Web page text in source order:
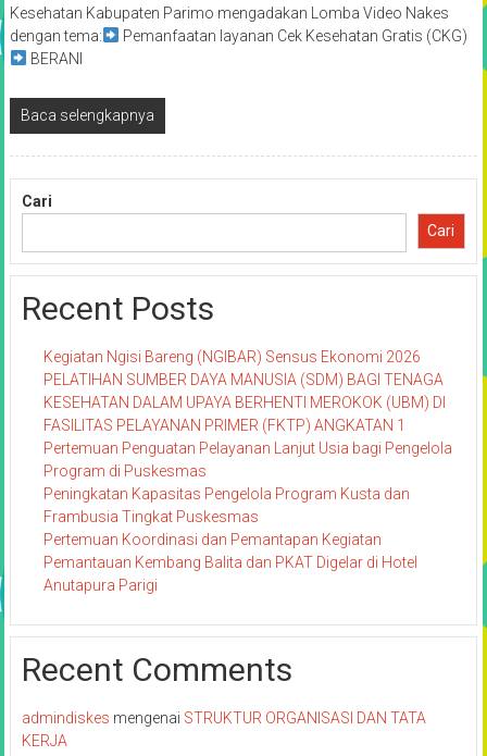
Kesehatan Kabupaten Parimo mengadakan Lomba Video Nakes
dengan tema:
Pemanfaatan layanan Cek Kesehatan Gratis (CKG)
BERANI
Baca selengkapnya
Cari
Cari
Recent Posts
Kegiatan Ngisi Bareng (NGIBAR) Sensus Ekonomi 2026
PELATIHAN SUMBER DAYA MANUSIA (SDM) BAGI TENAGA
KESEHATAN DALAM UPAYA BERHENTI MEROKOK (UBM) DI
FASILITAS PELAYANAN PRIMER (FKTP) ANGKATAN 1
Pertemuan Penguatan Pelayanan Lanjut Usia bagi Pengelola
Program di Puskesmas
Peningkatan Kapasitas Pengelola Program Kusta dan
Frambusia Tingkat Puskesmas
Pertemuan Koordinasi dan Pemantapan Kegiatan
Pemantauan Kembang Balita dan PKAT Digelar di Hotel
Anutapura Parigi
Recent Comments
admindiskes mengenai STRUKTUR ORGANISASI DAN TATA
KERJA